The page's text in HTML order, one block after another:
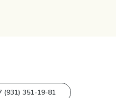
(931) 351-19-81